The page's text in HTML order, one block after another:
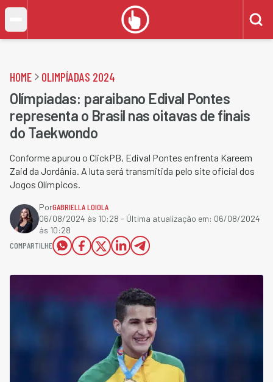
HOME OLIMPÍADAS 2024
Olímpiadas: paraibano Edival Pontes
representa o Brasil nas oitavas de finais
do Taekwondo
Conforme apurou o ClickPB, Edival Pontes enfrenta Kareem
Zaid da Jordânia. A luta será transmitida pelo site oficial dos
Jogos Olímpicos.
PorGABRIELLA LOIOLA
06/08/2024 às 10:28 - Última atualização em: 06/08/2024
às 10:28
COMPARTILHE